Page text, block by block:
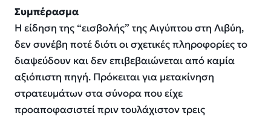
Συμπέρασμα
Η είδηση της “εισβολής” της Αιγύπτου στη Λιβύη,
δεν συνέβη ποτέ διότι οι σχετικές πληροφορίες το
διαψεύδουν και δεν επιβεβαιώνεται από καμία
αξιόπιστη πηγή. Πρόκειται για μετακίνηση
στρατευμάτων στα σύνορα που είχε
προαποφασιστεί πριν τουλάχιστον τρεις